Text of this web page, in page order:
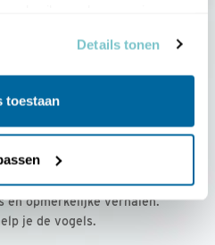
Details tonen
toestaan
voor € 36,00 per jaar
onze leden, met
opmerkelijke verhalen.
je de vogels.